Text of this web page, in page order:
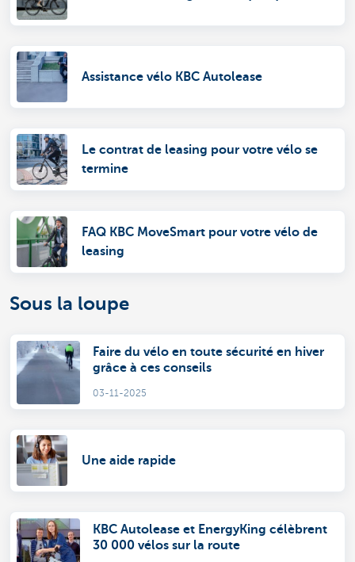
Assistance vélo KBC Autolease
Le contrat de leasing pour votre vélo se
termine
FAQ KBC MoveSmart pour votre vélo de
leasing
Sous la loupe
Faire du vélo en toute sécurité en hiver
grâce à ces conseils
03-11-2025
Une aide rapide
KBC Autolease et EnergyKing célèbrent
30 000 vélos sur la route